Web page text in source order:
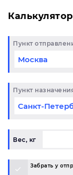
Пункт
Пункт
Вес, кг
Забрать у